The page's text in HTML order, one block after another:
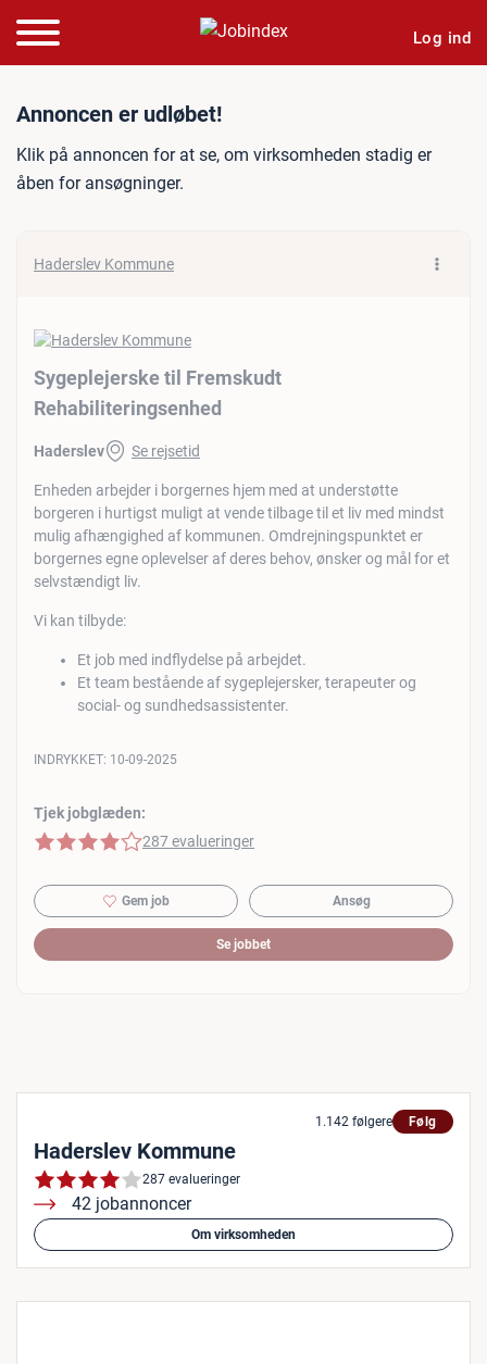
Log ind
Jobannonce:
Annoncen er udløbet!
Klik på annoncen for at se, om virksomheden stadig er
åben for ansøgninger.
Haderslev Kommune
Sygeplejerske til Fremskudt
Rehabiliteringsenhed
Haderslev Se rejsetid
Enheden arbejder i borgernes hjem med at understøtte
borgeren i hurtigst muligt at vende tilbage til et liv med mindst
mulig afhængighed af kommunen. Omdrejningspunktet er
borgernes egne oplevelser af deres behov, ønsker og mål for et
selvstændigt liv.
Vi kan tilbyde:
Et job med indflydelse på arbejdet.
Et team bestående af sygeplejersker, terapeuter og
social- og sundhedsassistenter.
Tjek jobglæden:
4 af 5 stjerner
287 evalueringer
INDRYKKET: 10-09-2025
Gem job Ansøg
Se jobbet
1.142 følgere Følg
Haderslev Kommune
287 evalueringer
42 jobannoncer
Om virksomheden